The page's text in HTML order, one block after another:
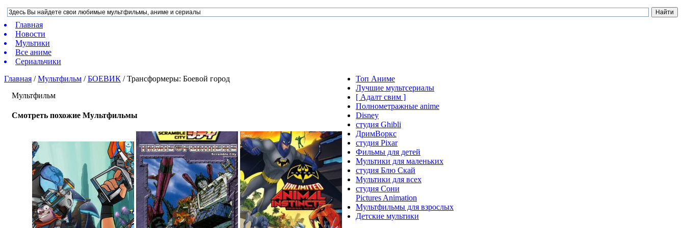
Главная
Новости
Мультики
Все аниме
Сериальчики
Главная /Мультфильм /БОЕВИК /Трансформеры: Боевой город
Мультфильм
Смотреть похожие Мультфильмы
Топ Аниме
Лучшие мультсериалы
[ Адалт свим ]
Полнометражные anime
Disney
студия Ghibli
ДримВоркс
студия Pixar
Фильмы для детей
Мультики для маленьких
студия Блю Скай
Мультики для всех
студия Сони
Pictures Animation
Мультфильмы для взрослых
Детские мультики